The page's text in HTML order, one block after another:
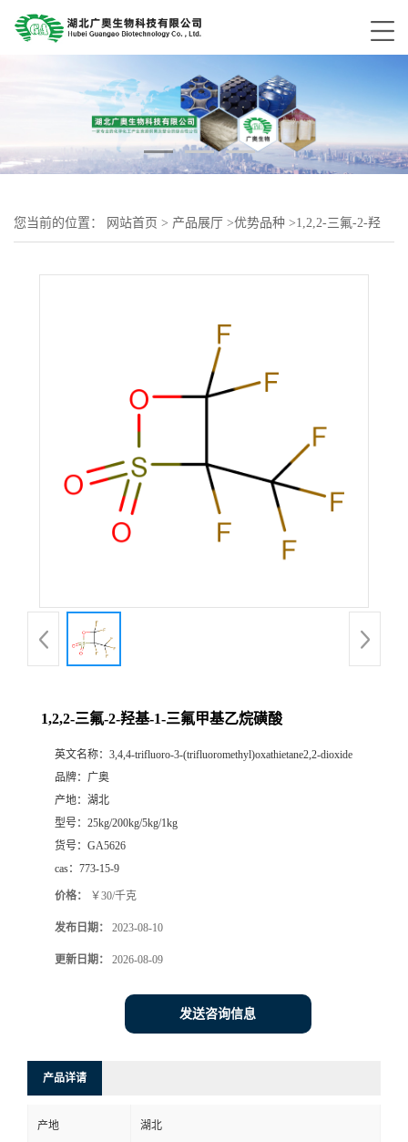
您当前的位置： 网站首页 > 产品展厅 >优势品种 >1,2,2-三氟-2-羟
1,2,2-三氟-2-羟基-1-三氟甲基乙烷磺酸
英文名称： 3,4,4-trifluoro-3-(trifluoromethyl)oxathietane2,2-dioxide
品牌： 广奥
产地： 湖北
型号： 25kg/200kg/5kg/1kg
货号： GA5626
cas： 773-15-9
价格： ￥30/千克
发布日期： 2023-08-10
更新日期： 2026-08-09
发送咨询信息
产品详请
产地 湖北